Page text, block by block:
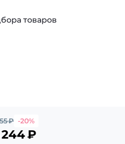
товаров
₽ -20%
244₽